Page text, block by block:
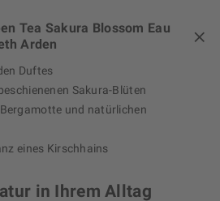
Tea Sakura Blossom Eau
Arden
Duftes
Sakura-Blüten
und natürlichen
eines Kirschhains
in Ihrem Alltag